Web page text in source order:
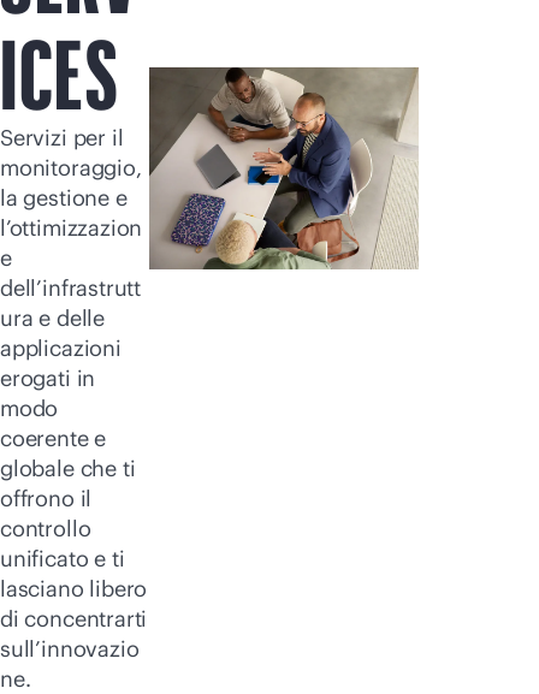
ICES
Servizi per il
monitoraggio,
la gestione e
l’ottimizzazion
e
dell’infrastrutt
ura e delle
applicazioni
erogati in
modo
coerente e
globale che ti
offrono il
controllo
unificato e ti
lasciano libero
di concentrarti
sull’innovazio
ne.